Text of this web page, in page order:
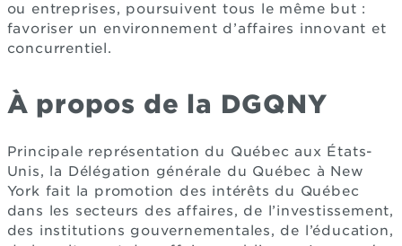
ou entreprises, poursuivent tous le même but :
favoriser un environnement d’affaires innovant et
concurrentiel.
À propos de la DGQNY
Principale représentation du Québec aux États-
Unis, la Délégation générale du Québec à New
York fait la promotion des intérêts du Québec
dans les secteurs des affaires, de l’investissement,
des institutions gouvernementales, de l’éducation,